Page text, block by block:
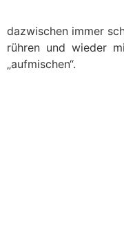
dazwischen immer
rühren und wieder
„aufmischen“.